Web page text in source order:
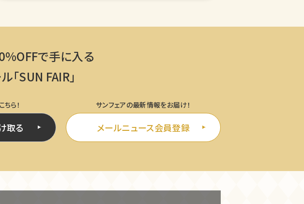
で手に入る
「SUN FAIR」
ら！ サンフェアの最新情報をお届け！
取る メールニュース会員登録